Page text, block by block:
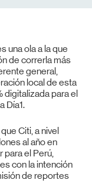
una ola a la que
de correrla más
general,
local de esta
digitalizada para el
Día1.
Citi, a nivel
al año en
para el Perú,
con la intención
de reportes